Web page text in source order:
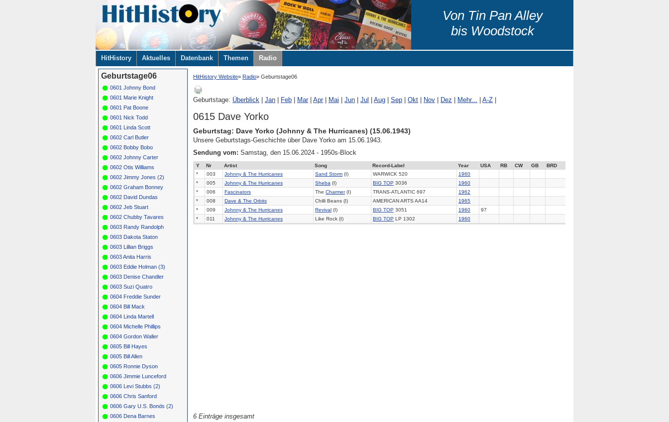
Von Tin Pan Alley
bis Woodstock
Navigation
überspringen
HitHistory Aktuelles Datenbank Themen Radio
HitHistory Website Radio Geburtstage06
Geburtstage: Überblick Jan Feb Mar| Apr| Mai Jun Jul Aug Sep Okt Nov Dez Mehr... A-Z
0615 Dave Yorko
Geburtstag: Dave Yorko (Johnny & The Hurricanes) (15.06.1943)
Unsere Geburtstags-Geschichte über Dave Yorko am 15.06.1943.
Sendung vom: Samstag, den 15.06.2024 - 1950s-Block
Y Nr Artist Song Record-Label Year USA RB CW GB
BRD
*
003 Johnny & The Hurricanes Sand Storm (I) WARWICK 520
1960
*
005 Johnny & The Hurricanes Sheba (I) BIG TOP 3036
1960
*
006 Fascinators The Charmer(I) TRANS-ATLANTIC 697
1962
*
008 Dave & The Orbits Chilli Beans (I) AMERICAN ARTS AA14
1965
*
009 Johnny & The Hurricanes Revival (I) BIG TOP 3051 1960
97
*
011 Johnny & The Hurricanes Like Rock (I) BIG TOP LP 1302 1960
6 Einträge insgesamt
Geburtstage06
0601 Johnny Bond
0601 Marie Knight
0601 Pat Boone
0601 Nick Todd
0601 Linda Scott
0602 Carl Butler
0602 Bobby Bobo
0602 Johnny Carter
0602 Otis Williams
0602 Jimmy Jones (2)
0602 Graham Bonney
0602 David Dundas
0602 Jeb Stuart
0602 Chubby Tavares
0603 Randy Randolph
0603 Dakota Staton
0603 Lillian Briggs
0603 Anita Harris
0603 Eddie Holman (3)
0603 Denise Chandler
0603 Suzi Quatro
0604 Freddie Sunder
0604 Bill Mack
0604 Linda Martell
0604 Michelle Phillips
0604 Gordon Waller
0605 Bill Hayes
0605 Bill Allen
0605 Ronnie Dyson
0606 Jimmie Lunceford
0606 Levi Stubbs (2)
0606 Chris Sanford
0606 Gary U.S. Bonds (2)
0606 Dena Barnes